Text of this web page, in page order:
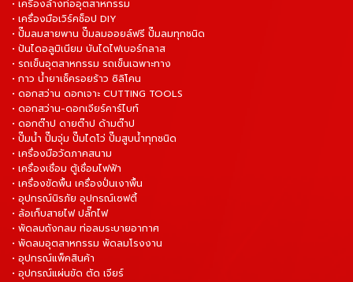
• เครื่องล้างท่ออุตสาหกรรม
• เครื่องมือเวิร์คช็อป DIY
• ปั๊มลมสายพาน ปั๊มลมออยล์ฟรี ปั๊มลมทุกชนิด
• ปันไดอลูมิเนียม บันไดไฟเบอร์กลาส
• รถเข็นอุตสาหกรรม รถเข็นเฉพาะทาง
• กาว น้ำยาเช็ครอยร้าว ซิลิโคน
• ดอกสว่าน ดอกเจาะ CUTTING TOOLS
• ดอกสว่าน-ดอกเจียร์คาร์ไบท์
• ดอกต๊าป ดายต๊าป ด้ามต๊าป
• ปั๊มน้ำ ปั๊มจุ่ม ปั๊มไดโว่ ปั๊มสูบน้ำทุกชนิด
• เครื่องมือวัดภาคสนาม
• เครื่องเชื่อม ตู้เชื่อมไฟฟ้า
• เครื่องขัดพื้น เครื่องปั่นเงาพื้น
• อุปกรณ์นิรภัย อุปกรณ์เซฟตี้
• ล้อเก็บสายไฟ ปลั๊กไฟ
• พัดลมถังกลม ท่อลมระบายอากาศ
• พัดลมอุตสาหกรรม พัดลมโรงงาน
• อุปกรณ์แพ็คสินค้า
• อุปกรณ์แผ่นขัด ตัด เจียร์